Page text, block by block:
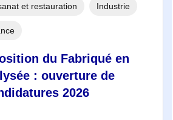
du Fabriqué en
: ouverture de
2026
et restauration Industrie